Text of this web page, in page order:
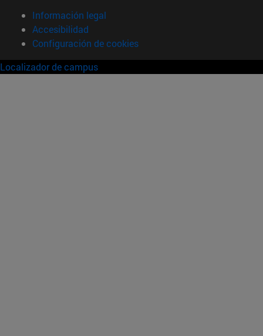
Información legal
Accesibilidad
Configuración de cookies
Localizador de campus